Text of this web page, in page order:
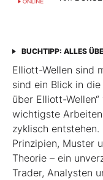
BUCHTIPP: ALLES
Elliott-Wellen sind
sind ein Blick in
über Elliott-
wichtigste
zyklisch
Prinzipien, Muster
Theorie – ein
Trader, Analysten